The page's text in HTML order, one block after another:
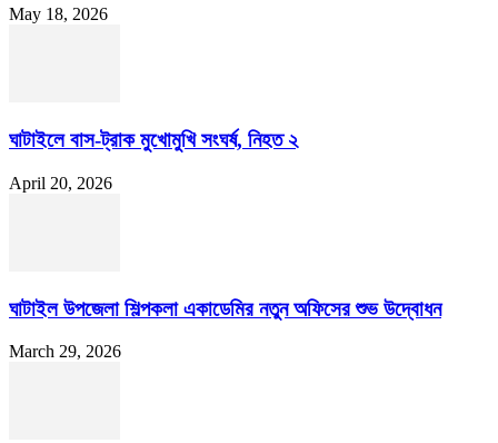
May 18, 2026
ঘাটাইলে বাস-ট্রাক মুখোমুখি সংঘর্ষ, নিহত ২
April 20, 2026
ঘাটাইল উপজেলা শিল্পকলা একাডেমির নতুন অফিসের শুভ উদ্বোধন
March 29, 2026